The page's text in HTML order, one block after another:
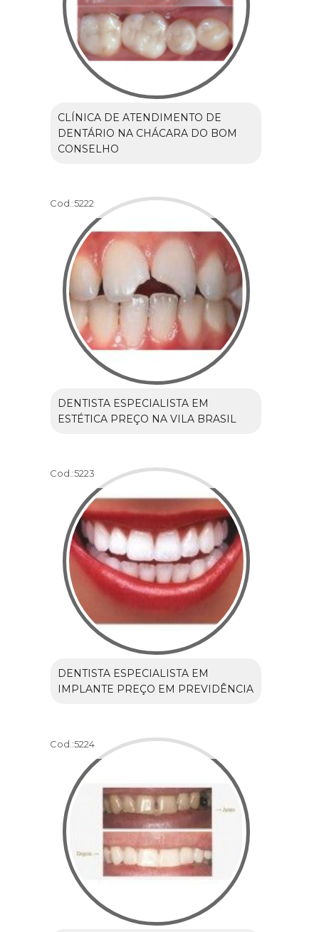
CLÍNICA DE ATENDIMENTO DE
DENTÁRIO NA CHÁCARA DO BOM
CONSELHO
Cod.:5222
DENTISTA ESPECIALISTA EM
ESTÉTICA PREÇO NA VILA BRASIL
Cod.:5223
DENTISTA ESPECIALISTA EM
IMPLANTE PREÇO EM PREVIDÊNCIA
Cod.:5224